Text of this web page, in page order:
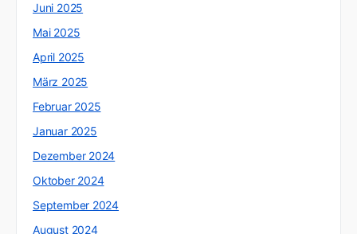
Juni 2025
Mai 2025
April 2025
März 2025
Februar 2025
Januar 2025
Dezember 2024
Oktober 2024
September 2024
August 2024